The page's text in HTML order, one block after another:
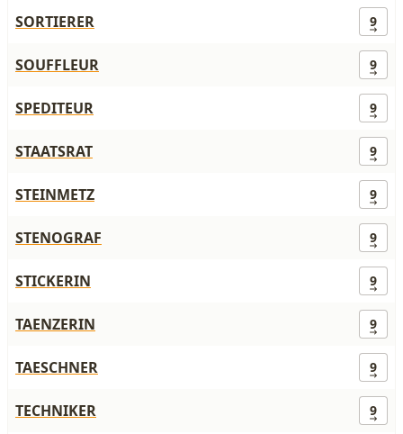
SORTIERER 9
SOUFFLEUR 9
SPEDITEUR 9
STAATSRAT 9
STEINMETZ 9
STENOGRAF 9
STICKERIN 9
TAENZERIN 9
TAESCHNER 9
TECHNIKER 9